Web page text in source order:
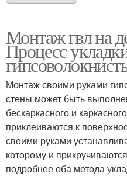
Монтаж гвл на
Процесс
Монтаж своими руками
стены может быть
бескаркасного и
приклеиваются к
своими руками
которому и
подробнее оба метода